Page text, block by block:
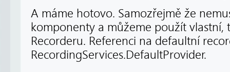
A máme hotovo. Samozřejmě že
komponenty a můžeme použít
Recorderu. Referenci na defaultní
RecordingServices.DefaultProvider.